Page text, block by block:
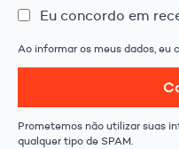
Eu concordo em
Ao informar os meus dados, eu
Prometemos não utilizar suas
qualquer tipo de SPAM.